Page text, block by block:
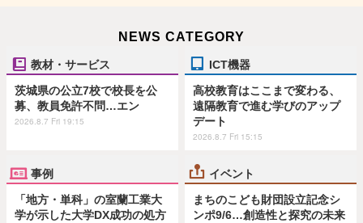
NEWS CATEGORY
教材・サービス
茨城県の公立7校で校長を公
募、教員免許不問…エン
2026.8.7 Fri 19:15
ICT機器
高校教育はここまで変わる、
遠隔教育で進む学びのアップ
デート
2026.8.7 Fri 15:15
事例
「地方・単科」の室蘭工業大
学が示した大学DX成功の処方
イベント
まちのこども財団設立記念シ
ンポ9/6…創造性と探究の未来